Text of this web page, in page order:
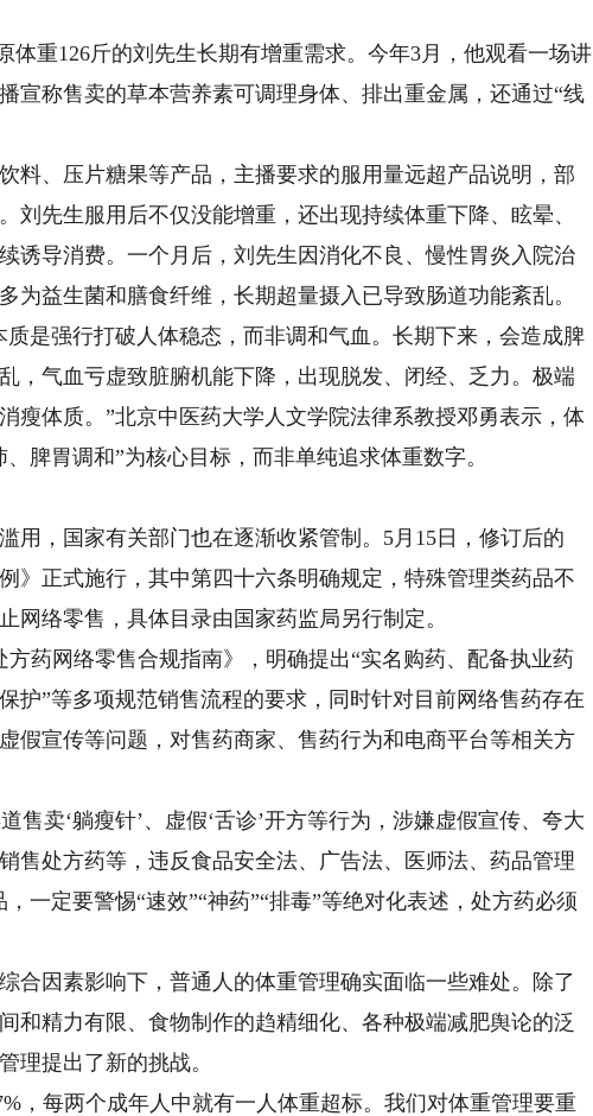
重126斤的刘先生长期有增重需求。今年3月，他观看一场讲
宣称售卖的草本营养素可调理身体、排出重金属，还通过“线
、压片糖果等产品，主播要求的服用量远超产品说明，部
刘先生服用后不仅没能增重，还出现持续体重下降、眩晕、
诱导消费。一个月后，刘先生因消化不良、慢性胃炎入院治
为益生菌和膳食纤维，长期超量摄入已导致肠道功能紊乱。
强行打破人体稳态，而非调和气血。长期下来，会造成脾
，气血亏虚致脏腑机能下降，出现脱发、闭经、乏力。极端
瘦体质。”北京中医药大学人文学院法律系教授邓勇表示，体
脾胃调和”为核心目标，而非单纯追求体重数字。
，国家有关部门也在逐渐收紧管制。5月15日，修订后的
》正式施行，其中第四十六条明确规定，特殊管理类药品不
网络零售，具体目录由国家药监局另行制定。
药网络零售合规指南》，明确提出“实名购药、配备执业药
护”等多项规范销售流程的要求，同时针对目前网络售药存在
假宣传等问题，对售药商家、售药行为和电商平台等相关方
卖‘躺瘦针’、虚假‘舌诊’开方等行为，涉嫌虚假宣传、夸大
售处方药等，违反食品安全法、广告法、医师法、药品管理
一定要警惕“速效”“神药”“排毒”等绝对化表述，处方药必须
因素影响下，普通人的体重管理确实面临一些难处。除了
和精力有限、食物制作的趋精细化、各种极端减肥舆论的泛
理提出了新的挑战。
每两个成年人中就有一人体重超标。我们对体重管理要重